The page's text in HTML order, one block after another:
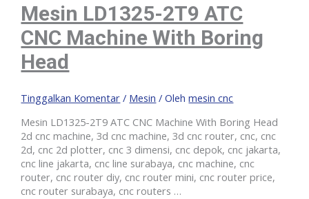
Mesin LD1325-2T9 ATC
CNC Machine With Boring
Head
Tinggalkan Komentar / Mesin / Olehmesin cnc
Mesin LD1325-2T9 ATC CNC Machine With Boring Head
2d cnc machine, 3d cnc machine, 3d cnc router, cnc, cnc
2d, cnc 2d plotter, cnc 3 dimensi, cnc depok, cnc jakarta,
cnc line jakarta, cnc line surabaya, cnc machine, cnc
router, cnc router diy, cnc router mini, cnc router price,
cnc router surabaya, cnc routers …